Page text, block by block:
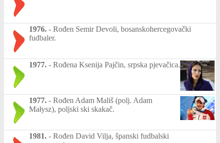
1976. - Rođen Semir Devoli, bosanskohercegovački
fudbaler.
1977. - Rođena Ksenija Pajčin, srpska pjevačica.
1977. - Rođen Adam Mališ (polj. Adam
Małysz), poljski ski skakač.
1981. - Rođen David Vilja, španski fudbalski